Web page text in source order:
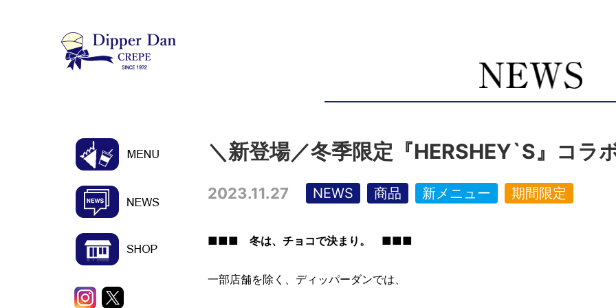
＼新登場／冬季限定『HERSHEY`S』コラ
2023.11.27 NEWS 商品 新メニュー 期間限定
■■■ 冬は、チョコで決まり。 ■■■
一部店舗を除く、ディッパーダンでは、